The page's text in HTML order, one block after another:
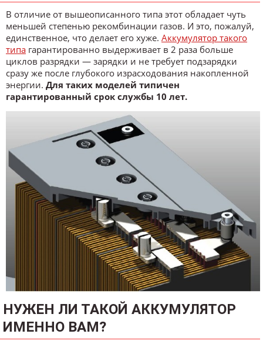
В отличие от вышеописанного типа этот обладает чуть
меньшей степенью рекомбинации газов. И это, пожалуй,
единственное, что делает его хуже. Аккумулятор такого
типа гарантированно выдерживает в 2 раза больше
циклов разрядки — зарядки и не требует подзарядки
сразу же после глубокого израсходования накопленной
энергии. Для таких моделей типичен
гарантированный срок службы 10 лет.
НУЖЕН ЛИ ТАКОЙ АККУМУЛЯТОР
ИМЕННО ВАМ?